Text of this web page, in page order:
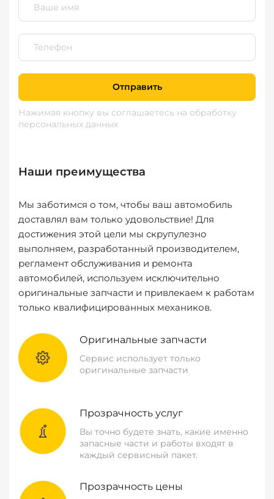
Отправить
Нажимая кнопку вы соглашаетесь на обработку
персональных данных
Наши преимущества
Мы заботимся о том, чтобы ваш автомобиль
доставлял вам только удовольствие! Для
достижения этой цели мы скрупулезно
выполняем, разработанный производителем,
регламент обслуживания и ремонта
автомобилей, используем исключительно
оригинальные запчасти и привлекаем к работам
только квалифицированных механиков.
Оригинальные запчасти
Сервис использует только
оригинальные запчасти
Прозрачность услуг
Вы точно будете знать, какие именно
запасные части и работы входят в
каждый сервисный пакет.
Прозрачность цены